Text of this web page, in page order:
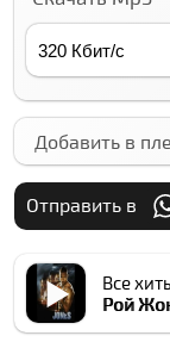
Добавить в
Отправить в
Все
Рой